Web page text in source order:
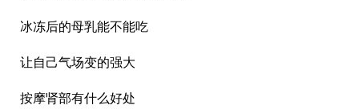
冰冻后的母乳能不能吃
让自己气场变的强大
按摩肾部有什么好处